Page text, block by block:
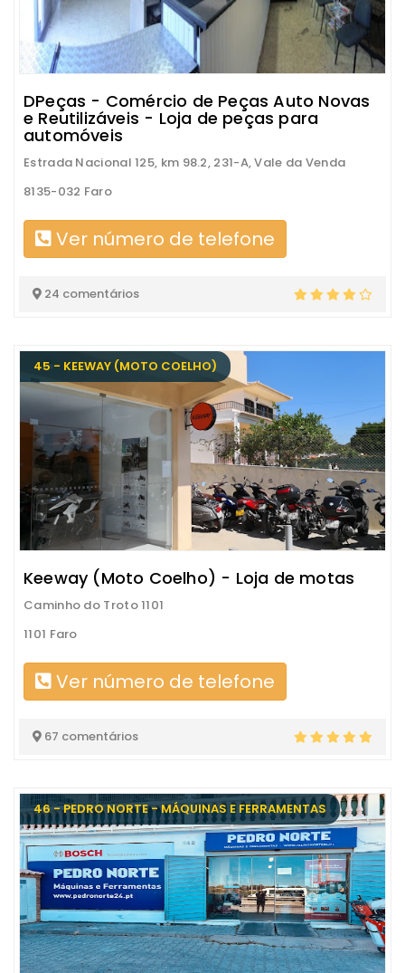
DPeças - Comércio de Peças Auto Novas
e Reutilizáveis - Loja de peças para
automóveis
Estrada Nacional 125, km 98.2, 231-A, Vale da Venda
8135-032 Faro
Ver número de telefone
24 comentários
45 - KEEWAY (MOTO COELHO)
Keeway (Moto Coelho) - Loja de motas
Caminho do Troto 1101
1101 Faro
Ver número de telefone
67 comentários
46 - PEDRO NORTE - MÁQUINAS E FERRAMENTAS